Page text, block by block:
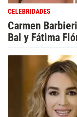
CELEBRIDADES
Carmen
Bal y Fátima